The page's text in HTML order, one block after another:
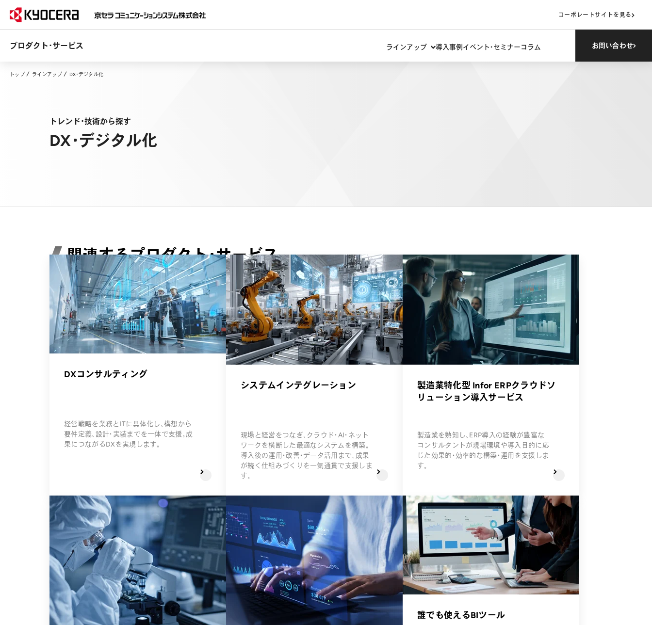
コーポレートサイトを見る
プロダクト・サービス ラインアップ 導入事例 イベント・セミナーコラム お問い合わせ
トップ ラインアップ DX・デジタル化
トレンド・技術から探す
DX・デジタル化
関連するプロダクト・サービス
DXコンサルティング
経営戦略を業務とITに具体化し、構想から
要件定義、設計・実装までを一体で支援。成
果につながるDXを実現します。
システムインテグレーション
現場と経営をつなぎ、クラウド・AI・ネット
ワークを横断した最適なシステムを構築。
導入後の運用・改善・データ活用まで、成果
が続く仕組みづくりを一気通貫で支援しま
す。
製造業特化型 Infor ERPクラウドソ
リューション導⼊サービス
製造業を熟知し、ERP導入の経験が豊富な
コンサルタントが現場環境や導入目的に応
じた効果的・効率的な構築・運用を支援しま
す。
誰でも使えるBIツール